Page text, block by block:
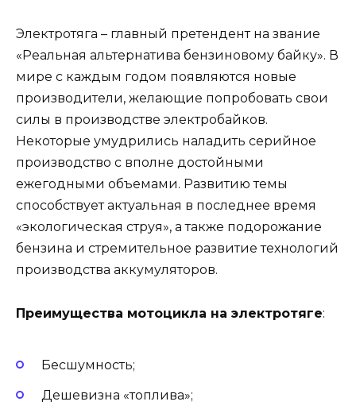
Электротяга – главный претендент на звание
«Реальная альтернатива бензиновому байку». В
мире с каждым годом появляются новые
производители, желающие попробовать свои
силы в производстве электробайков.
Некоторые умудрились наладить серийное
производство с вполне достойными
ежегодными объемами. Развитию темы
способствует актуальная в последнее время
«экологическая струя», а также подорожание
бензина и стремительное развитие технологий
производства аккумуляторов.
Преимущества мотоцикла на электротяге:
Бесшумность;
Дешевизна «топлива»;